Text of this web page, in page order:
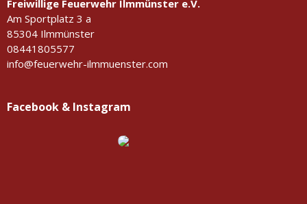
Freiwillige Feuerwehr Ilmmünster e.V.
Am Sportplatz 3 a
85304 Ilmmünster
08441805577
info@feuerwehr-ilmmuenster.com
Facebook & Instagram